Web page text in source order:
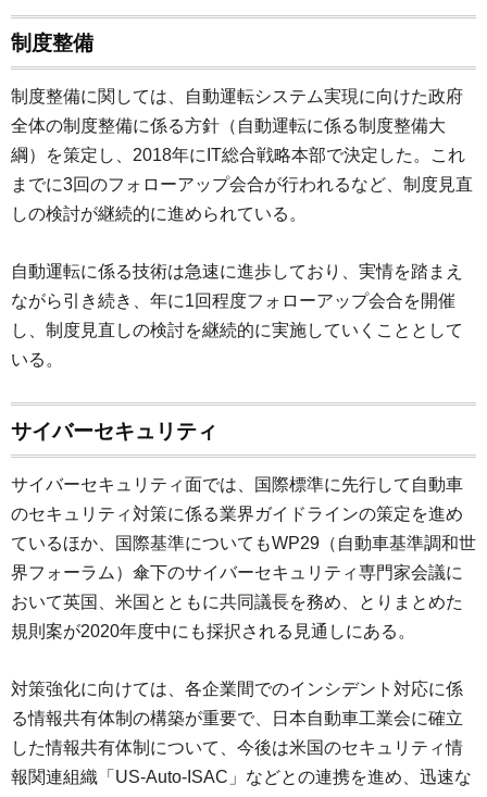
制度整備
制度整備に関しては、自動運転システム実現に向けた政府
全体の制度整備に係る方針（自動運転に係る制度整備大
綱）を策定し、2018年にIT総合戦略本部で決定した。これ
までに3回のフォローアップ会合が行われるなど、制度見直
しの検討が継続的に進められている。
自動運転に係る技術は急速に進歩しており、実情を踏まえ
ながら引き続き、年に1回程度フォローアップ会合を開催
し、制度見直しの検討を継続的に実施していくこととして
いる。
サイバーセキュリティ
サイバーセキュリティ面では、国際標準に先行して自動車
のセキュリティ対策に係る業界ガイドラインの策定を進め
ているほか、国際基準についてもWP29（自動車基準調和世
界フォーラム）傘下のサイバーセキュリティ専門家会議に
おいて英国、米国とともに共同議長を務め、とりまとめた
規則案が2020年度中にも採択される見通しにある。
対策強化に向けては、各企業間でのインシデント対応に係
る情報共有体制の構築が重要で、日本自動車工業会に確立
した情報共有体制について、今後は米国のセキュリティ情
報関連組織「US-Auto-ISAC」などとの連携を進め、迅速な